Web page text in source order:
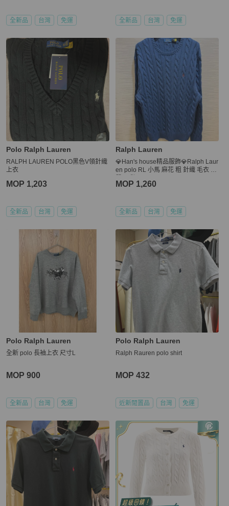
全新品 台灣 免運 全新品 台灣 免運
Polo Ralph Lauren
RALPH LAUREN POLO黑色V領針織
上衣
MOP 1,203
全新品 台灣 免運
Ralph Lauren
💎Han's house精品服飾💎Ralph Laur
en polo RL 小馬 麻花 粗 針織 毛衣 棉
MOP 1,260
全新品 台灣 免運
Polo Ralph Lauren
全新 polo 長袖上衣 尺寸L
MOP 900
全新品 台灣 免運
Polo Ralph Lauren
Ralph Rauren polo shirt
MOP 432
近新閒置品 台灣 免運